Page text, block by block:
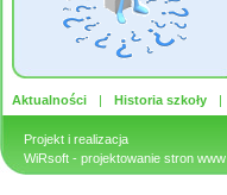
Aktualności Historia szkoły
Projekt i realizacja
WiRsoft - projektowanie stron www